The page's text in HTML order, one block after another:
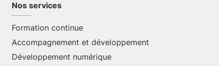
Nos services
Formation continue
Accompagnement et développement
Développement numérique